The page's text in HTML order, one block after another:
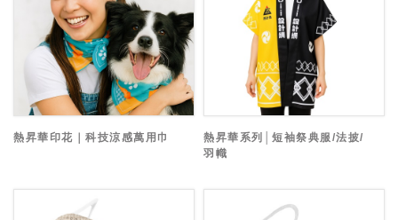
熱昇華印花｜科技涼感萬用巾
熱昇華系列│短袖祭典服/法披/
羽幟